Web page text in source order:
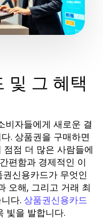
및 그 혜택
비자들에게 새로운 결
. 상품권을 구매하면
점 더 많은 사람들에
편함과 경제적인 이
신용카드가 무엇인
오해, 그리고 거래 최
다. 상품권신용카드
빛을 발합니다.